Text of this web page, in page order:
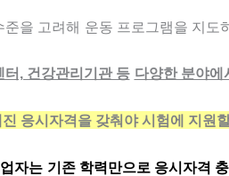
을 고려해 운동 프로그램을 지도
터, 건강관리기관 등 다양한 분야에
진 응시자격을 갖춰야 시험에 지원
자는 기존 학력만으로 응시자격